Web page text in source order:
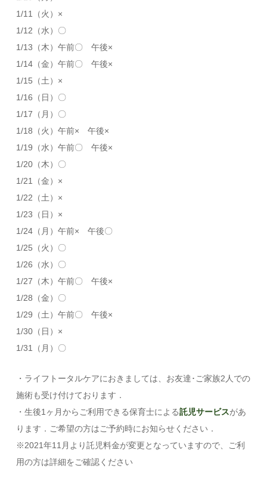
1/11（火）×
1/12（水）〇
1/13（木）午前〇 午後×
1/14（金）午前〇 午後×
1/15（土）×
1/16（日）〇
1/17（月）〇
1/18（火）午前× 午後×
1/19（水）午前〇 午後×
1/20（木）〇
1/21（金）×
1/22（土）×
1/23（日）×
1/24（月）午前× 午後〇
1/25（火）〇
1/26（水）〇
1/27（木）午前〇 午後×
1/28（金）〇
1/29（土）午前〇 午後×
1/30（日）×
1/31（月）〇
・ライフトータルケアにおきましては、お友達･ご家族2人での
施術も受け付けております．
・生後1ヶ月からご利用できる保育士による託児サービスがあ
ります．ご希望の方はご予約時にお知らせください．
※2021年11月より託児料金が変更となっていますので、ご利
用の方は詳細をご確認ください